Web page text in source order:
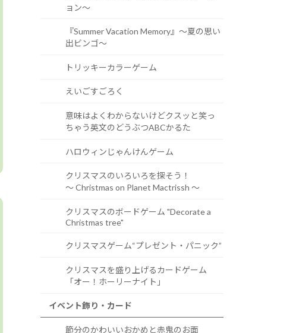
ョン～
『Summer Vacation Memory』～夏の思い
出ビンゴ～
トリッキーカラーゲーム
えいごすごろく
意味はよくわからないけどクスッと笑っ
ちゃう英文のどうぶつABCかるた
ハロウィンじゃんけんゲーム
クリスマスのいろいろを探そう！
～ Christmas on Planet Mactrissh ～
クリスマスのボードゲーム "Decorate a
Christmas tree"
クリスマスゲーム“プレゼント・パニック”
クリスマスを盛り上げるカードゲーム
「オー！ホーリーナイト」
イベント飾り・カード
節分のかわいいおかめと赤鬼のお面